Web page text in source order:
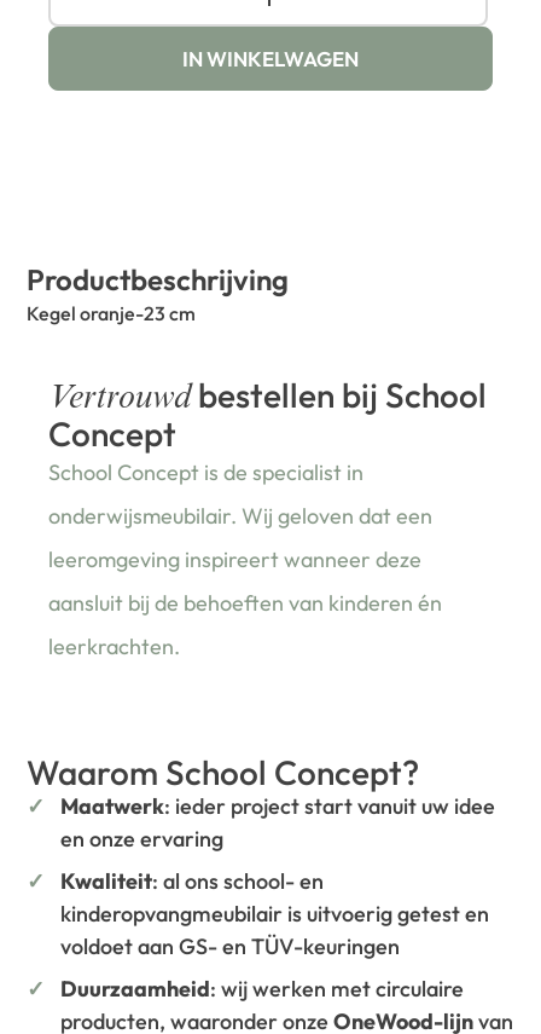
IN WINKELWAGEN
Productbeschrijving
Kegel oranje-23 cm
Vertrouwdbestellen bij School
Concept
School Concept is de specialist in
onderwijsmeubilair. Wij geloven dat een
leeromgeving inspireert wanneer deze
aansluit bij de behoeften van kinderen én
leerkrachten.
Waarom School Concept?
Maatwerk: ieder project start vanuit uw idee
en onze ervaring
Kwaliteit: al ons school- en
kinderopvangmeubilair is uitvoerig getest en
voldoet aan GS- en TÜV-keuringen
Duurzaamheid: wij werken met circulaire
producten, waaronder onzeOneWood-lijnvan